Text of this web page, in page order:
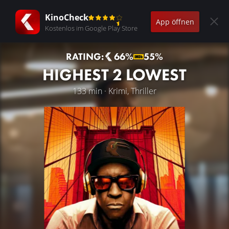
KinoCheck
Kostenlos im Google Play Store
App öffnen
RATING: 66% 55%
HIGHEST 2 LOWEST
133 min · Krimi, Thriller